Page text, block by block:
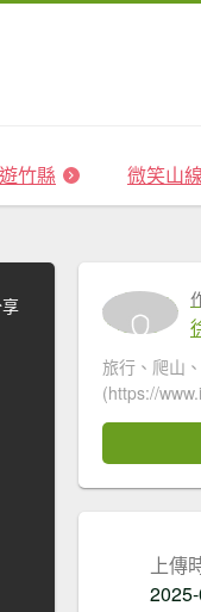
竹縣 微笑山
旅行、爬山
(https://
上傳